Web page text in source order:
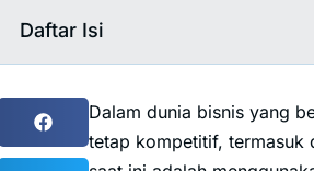
Daftar Isi
Dalam dunia bisnis yang
tetap kompetitif, termasuk